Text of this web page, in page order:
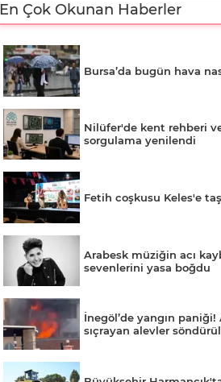
En Çok Okunan Haberler
Bursa’da bugün hava
Nilüfer'de kent rehberi
sorgulama yenilendi
Fetih coşkusu Keles'e
Arabesk müziğin acı
sevenlerini yasa boğdu
İnegöl’de yangın
sıçrayan alevler